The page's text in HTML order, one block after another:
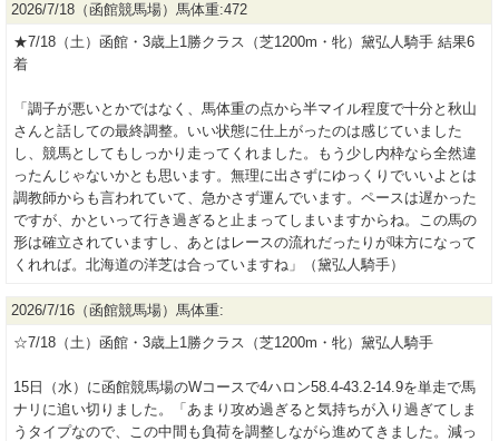
2026/7/18（函館競馬場）馬体重:472
★7/18（土）函館・3歳上1勝クラス（芝1200m・牝）黛弘人騎手 結果6
着
「調子が悪いとかではなく、馬体重の点から半マイル程度で十分と秋山
さんと話しての最終調整。いい状態に仕上がったのは感じていました
し、競馬としてもしっかり走ってくれました。もう少し内枠なら全然違
ったんじゃないかとも思います。無理に出さずにゆっくりでいいよとは
調教師からも言われていて、急かさず運んでいます。ペースは遅かった
ですが、かといって行き過ぎると止まってしまいますからね。この馬の
形は確立されていますし、あとはレースの流れだったりが味方になって
くれれば。北海道の洋芝は合っていますね」（黛弘人騎手）
2026/7/16（函館競馬場）馬体重:
☆7/18（土）函館・3歳上1勝クラス（芝1200m・牝）黛弘人騎手
15日（水）に函館競馬場のWコースで4ハロン58.4-43.2-14.9を単走で馬
ナリに追い切りました。「あまり攻め過ぎると気持ちが入り過ぎてしま
うタイプなので、この中間も負荷を調整しながら進めてきました。減っ